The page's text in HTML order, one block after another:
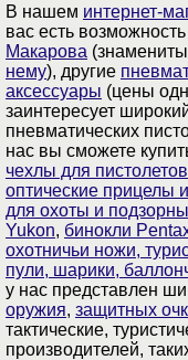
В нашем интернет-
вас есть возможность
Макарова
нему), другие
аксессуары (цены
заинтересует
пневматических
нас вы сможете
чехлы для пистолетов
оптические прицелы
для охоты и
Yukon, бинокли
охотничьи ножи,
пули, шарики,
у нас представлен
оружия, защитных
тактические,
производителей,